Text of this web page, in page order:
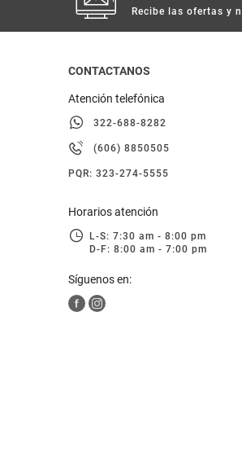
Recibe las ofertas y
CONTACTANOS
Atención telefónica
322-688-8282
(606) 8850505
PQR: 323-274-5555
Horarios atención
L-S: 7:30 am - 8:00 pm
D-F: 8:00 am - 7:00 pm
Síguenos en: